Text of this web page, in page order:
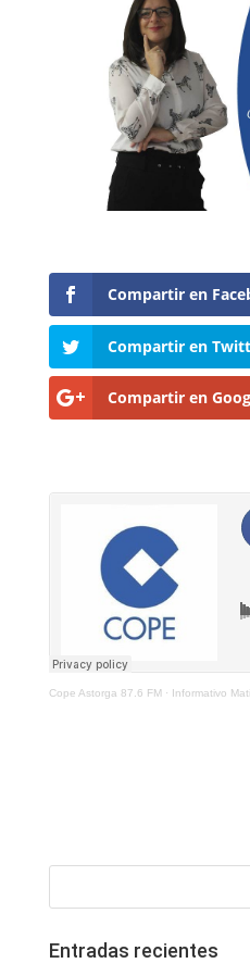
Compartir en
Compartir en
Compartir en
Cope Astorga 87.6 FM· Informativo Matinal
Entradas recientes